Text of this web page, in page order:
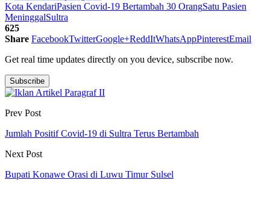
Kota KendariPasien Covid-19 Bertambah 30 OrangSatu Pasien
MeninggalSultra
625
Share FacebookTwitterGoogle+ReddItWhatsAppPinterestEmail
Get real time updates directly on you device, subscribe now.
Subscribe
Prev Post
Jumlah Positif Covid-19 di Sultra Terus Bertambah
Next Post
Bupati Konawe Orasi di Luwu Timur Sulsel